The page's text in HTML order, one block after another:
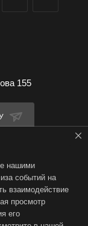
155
нашими
событий на
взаимодействие
просмотр
его